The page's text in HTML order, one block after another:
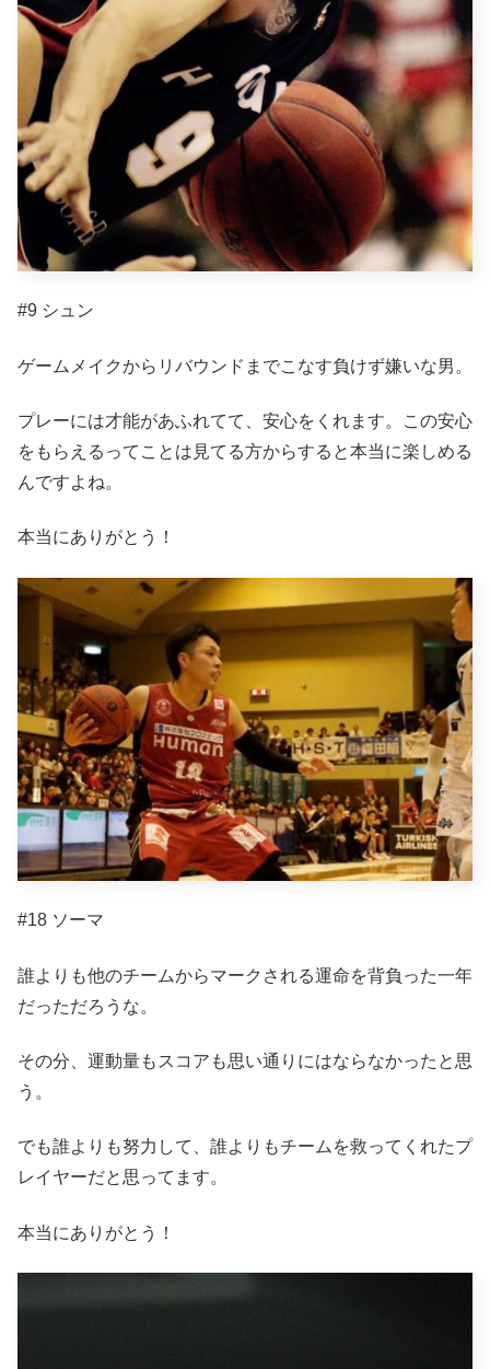
#9 シュン
ゲームメイクからリバウンドまでこなす負けず嫌いな男。
プレーには才能があふれてて、安心をくれます。この安心
をもらえるってことは見てる方からすると本当に楽しめる
んですよね。
本当にありがとう！
#18 ソーマ
誰よりも他のチームからマークされる運命を背負った一年
だっただろうな。
その分、運動量もスコアも思い通りにはならなかったと思
う。
でも誰よりも努力して、誰よりもチームを救ってくれたプ
レイヤーだと思ってます。
本当にありがとう！